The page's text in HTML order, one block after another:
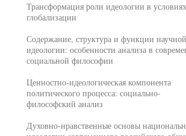
Трансформация роли идеологии в условиях
глобализации
Содержание, структура и функции научной
идеологии: особенности анализа в
социальной философии
Ценностно-идеологическая компонента
политического процесса: социально-
философский анализ
Духовно-нравственные основы